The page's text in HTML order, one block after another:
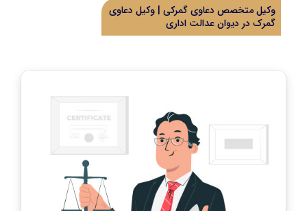
وکیل متخصص دعاوی گمرکی | وکیل دعاوی
گمرک در دیوان عدالت اداری